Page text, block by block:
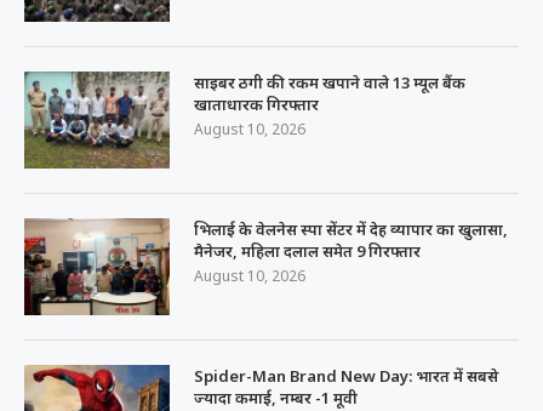
साइबर ठगी की रकम खपाने वाले 13 म्यूल बैंक
खाताधारक गिरफ्तार
August 10, 2026
भिलाई के वेलनेस स्पा सेंटर में देह व्यापार का खुलासा,
मैनेजर, महिला दलाल समेत 9 गिरफ्तार
August 10, 2026
Spider-Man Brand New Day: भारत में सबसे
ज्यादा कमाई, नम्बर -1 मूवी